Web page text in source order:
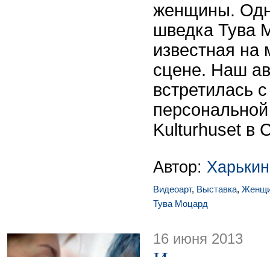
женщины.
шведка Тува
известная на
сцене. Наш
встретилась
Kulturhuset в
Автор:
Видеоарт, Выставка,
Тува Моцард
16 июня 2013